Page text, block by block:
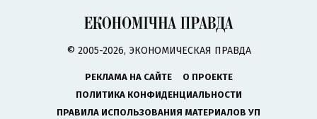
© 2005-2026, ЭКОНОМИЧЕСКАЯ ПРАВДА
РЕКЛАМА НА САЙТЕ
О ПРОЕКТЕ
ПОЛИТИКА КОНФИДЕНЦИАЛЬНОСТИ
ПРАВИЛА ИСПОЛЬЗОВАНИЯ МАТЕРИАЛОВ УП